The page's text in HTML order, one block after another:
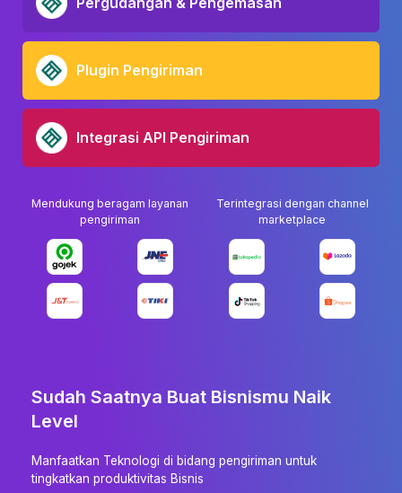
Plugin Pengiriman
Integrasi API Pengiriman
Mendukung beragam layanan
pengiriman
Terintegrasi dengan channel
marketplace
Sudah Saatnya Buat Bisnismu Naik
Level
Manfaatkan Teknologi di bidang pengiriman untuk
tingkatkan produktivitas Bisnis